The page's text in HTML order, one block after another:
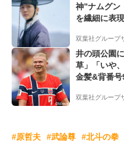
神”ナムグン
を繊細に表
双葉社グループ
井の頭公園
草」「いや
金髪&背番号
ー”映像が
双葉社グループ
#原哲夫 #武論尊 #北斗の拳